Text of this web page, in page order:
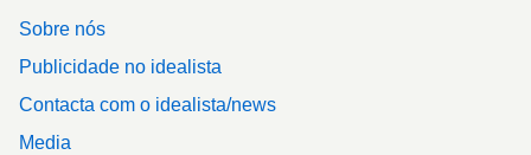
Sobre nós
Publicidade no idealista
Contacta com o idealista/news
Media